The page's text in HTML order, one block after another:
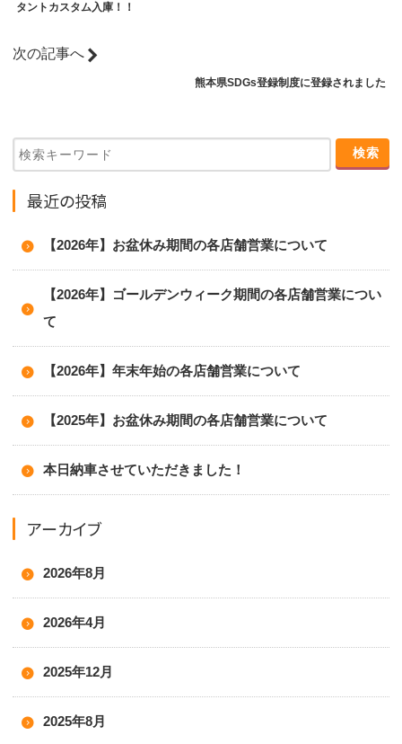
タントカスタム入庫！！
次の記事へ
熊本県SDGs登録制度に登録されました
最近の投稿
【2026年】お盆休み期間の各店舗営業について
【2026年】ゴールデンウィーク期間の各店舗営業につい
て
【2026年】年末年始の各店舗営業について
【2025年】お盆休み期間の各店舗営業について
本日納車させていただきました！
アーカイブ
2026年8月
2026年4月
2025年12月
2025年8月